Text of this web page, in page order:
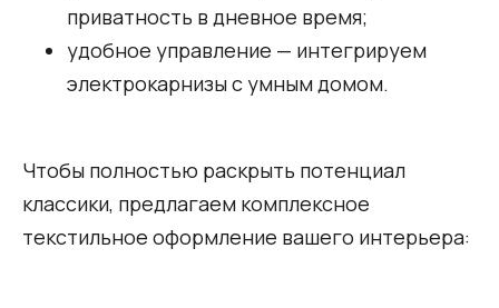
приватность в дневное время;
удобное управление — интегрируем
электрокарнизы с умным домом.
Чтобы полностью раскрыть потенциал
классики, предлагаем комплексное
текстильное оформление вашего интерьера: